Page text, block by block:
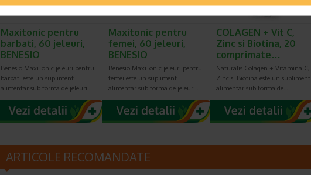
Maxitonic pentru
barbati, 60 jeleuri,
BENESIO
Benesio MaxiTonic jeleuri pentru
barbati este un supliment
alimentar sub forma de jeleuri…
Maxitonic pentru
femei, 60 jeleuri,
BENESIO
Benesio MaxiTonic jeleuri pentru
femei este un supliment
alimentar sub forma de jeleuri…
COLAGEN + Vit C,
Zinc si Biotina, 20
comprimate…
Naturalis Colagen + Vitamina C,
Zinc si Biotina este un supliment
alimentar sub forma de…
ARTICOLE RECOMANDATE